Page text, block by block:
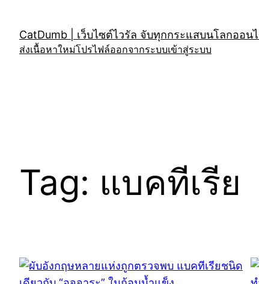
content
CatDumb | เว็บไซต์ไวรัล จับทุกกระแสบนโลกออน
ส่งเนื้อหาใหม่โปรไฟล์ออกจากระบบเข้าสู่ระบบ
Tag: แบคทีเรีย